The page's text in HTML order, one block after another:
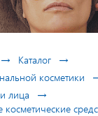
→ Каталог →
косметики
лица →